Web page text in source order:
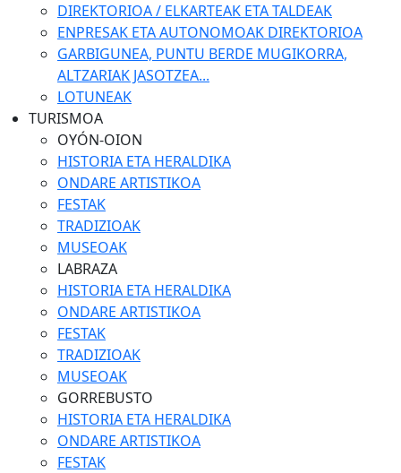
DIREKTORIOA / ELKARTEAK ETA TALDEAK
ENPRESAK ETA AUTONOMOAK DIREKTORIOA
GARBIGUNEA, PUNTU BERDE MUGIKORRA,
ALTZARIAK JASOTZEA...
LOTUNEAK
TURISMOA
OYÓN-OION
HISTORIA ETA HERALDIKA
ONDARE ARTISTIKOA
FESTAK
TRADIZIOAK
MUSEOAK
LABRAZA
HISTORIA ETA HERALDIKA
ONDARE ARTISTIKOA
FESTAK
TRADIZIOAK
MUSEOAK
GORREBUSTO
HISTORIA ETA HERALDIKA
ONDARE ARTISTIKOA
FESTAK